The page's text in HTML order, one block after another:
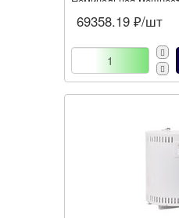
69358.19 ₽/шт